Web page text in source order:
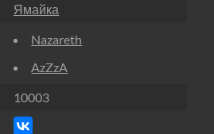
Ямайка
Nazareth
AzZzA
10003